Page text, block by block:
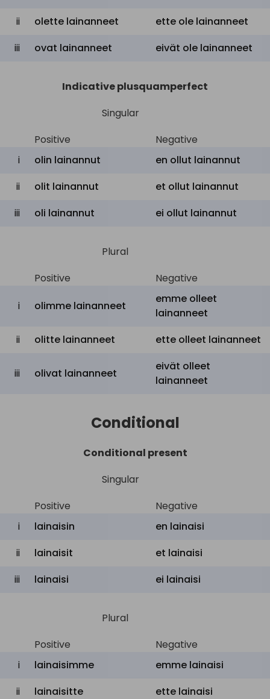
ii
olette lainanneet
ette ole lainanneet
iii
ovat lainanneet eivät ole lainanneet
Indicative plusquamperfect
Singular
Positive
Negative
i
olin lainannut
en ollut lainannut
ii
olit lainannut
et ollut lainannut
iii
oli lainannut ei ollut lainannut
Plural
Positive
Negative
i
olimme lainanneet
emme olleet
lainanneet
ii
olitte lainanneet ette olleet lainanneet
iii olivat lainanneet
eivät olleet
lainanneet
Conditional
Conditional present
Singular
Positive
Negative
i
lainaisin en lainaisi
ii
lainaisit et lainaisi
iii
lainaisi ei lainaisi
Plural
Positive
Negative
i
lainaisimme emme lainaisi
ii
lainaisitte ette lainaisi